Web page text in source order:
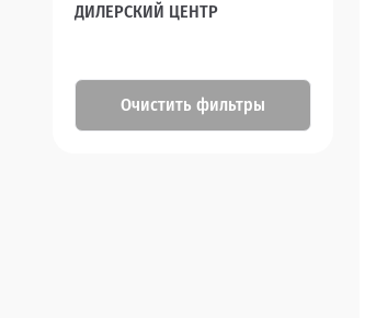
ДИЛЕРСКИЙ ЦЕНТР
Очистить фильтры